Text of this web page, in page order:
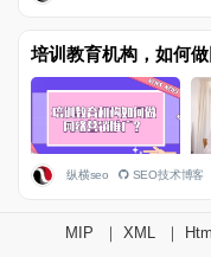
培训教育机构，如何
纵横seo SEO技术博客
MIP ｜ XML ｜ Html